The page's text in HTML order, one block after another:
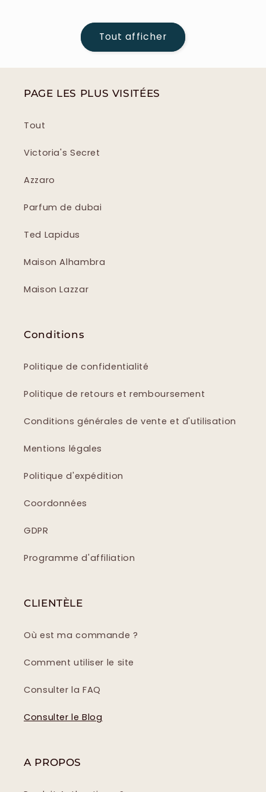
Tout afficher
PAGE LES PLUS VISITÉES
Tout
Victoria's Secret
Azzaro
Parfum de dubai
Ted Lapidus
Maison Alhambra
Maison Lazzar
Conditions
Politique de confidentialité
Politique de retours et remboursement
Conditions générales de vente et d'utilisation
Mentions légales
Politique d'expédition
Coordonnées
GDPR
Programme d'affiliation
CLIENTÈLE
Où est ma commande ?
Comment utiliser le site
Consulter la FAQ
Consulter le Blog
A PROPOS